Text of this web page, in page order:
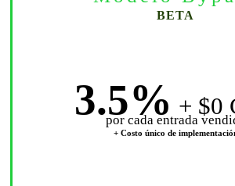
BETA
3.5% + $0
por cada entrada
+ Costo único de